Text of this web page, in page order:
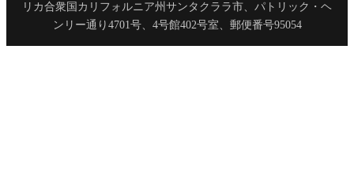
リカ合衆国カリフォルニア州サンタクララ市、パトリック・ヘ
ンリー通り4701号、4号館402号室、郵便番号95054